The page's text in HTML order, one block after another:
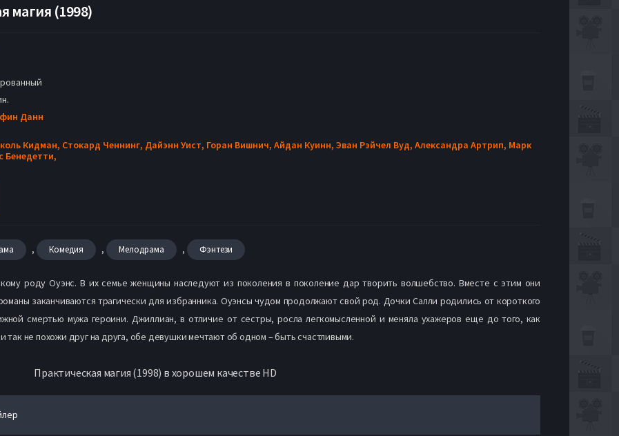
магия (1998)
Данн
Кидман, Стокард Ченнинг, Дайэнн Уист, Горан Вишнич, Айдан Куинн, Эван Рэйчел Вуд, Александра Артрип, Марк
Бенедетти,
, Комедия , Мелодрама , Фэнтези
роду Оуэнс. В их семье женщины наследуют из поколения в поколение дар творить волшебство. Вместе с этим они
заканчиваются трагически для избранника. Оуэнсы чудом продолжают свой род. Дочки Салли родились от короткого
смертью мужа героини. Джиллиан, в отличие от сестры, росла легкомысленной и меняла ухажеров еще до того, как
не похожи друг на друга, обе девушки мечтают об одном – быть счастливыми.
Практическая магия (1998) в хорошем качестве HD